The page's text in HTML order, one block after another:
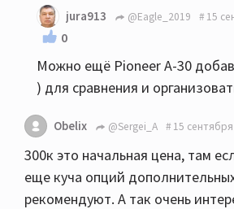
jura913 @Eagle_2019 15
0
Можно ещё Pioneer A-30
) для сравнения и
Obelix @Sergei_A 15
300к это начальная цена, там
еще куча опций
рекомендуют. А так очень